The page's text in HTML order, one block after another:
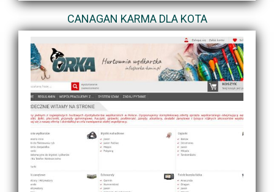
CANAGAN KARMA DLA KOTA